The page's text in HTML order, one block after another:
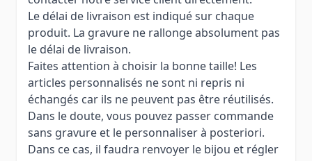
Le délai de livraison est indiqué sur chaque
produit. La gravure ne rallonge absolument pas
le délai de livraison.
Faites attention à choisir la bonne taille! Les
articles personnalisés ne sont ni repris ni
échangés car ils ne peuvent pas être réutilisés.
Dans le doute, vous pouvez passer commande
sans gravure et le personnaliser à posteriori.
Dans ce cas, il faudra renvoyer le bijou et régler